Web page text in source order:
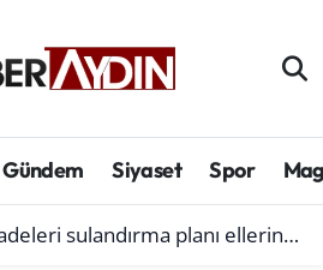
Gündem Siyaset Spor
ellerinde patladı.. Ferdi Zenginoğlu'nun maddi gücü söylemleri çürüttü
Durumu ve Fikstür